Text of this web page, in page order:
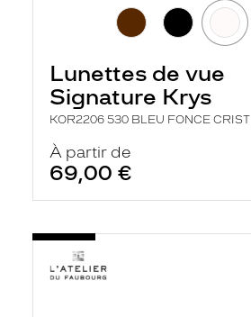
Lunettes de vue
Signature Krys
KOR2206 530 BLEU FONCE CRIST
À partir de
69,00 €